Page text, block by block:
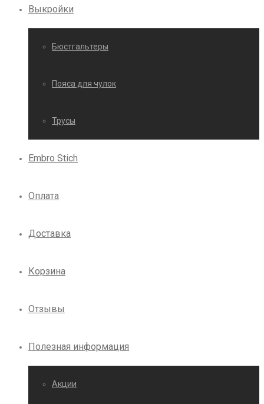
Выкройки
Бюстгальтеры
Пояса для чулок
Трусы
Embro Stich
Оплата
Доставка
Корзина
Отзывы
Полезная информация
Акции